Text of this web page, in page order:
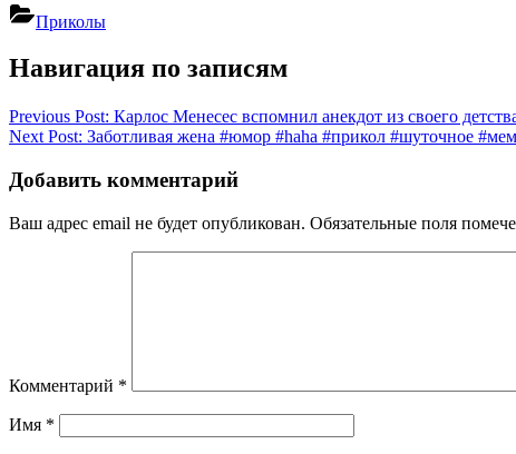
Приколы
Навигация по записям
Previous Post: Карлос Менесес вспомнил анекдот из своего
Next Post: Заботливая жена #юмор #haha #прикол #шуточное
Добавить комментарий
Ваш адрес email не будет опубликован. Обязательные поля
Комментарий *
Имя *